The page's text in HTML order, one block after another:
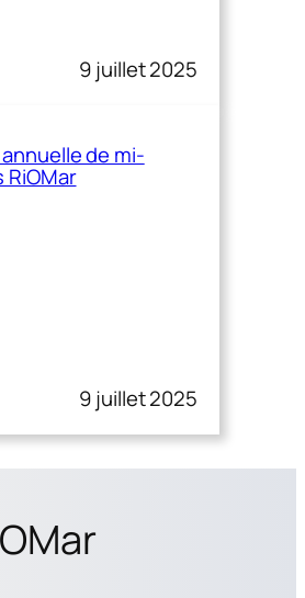
9 juillet 2025
de mi-
RiOMar
9 juillet 2025